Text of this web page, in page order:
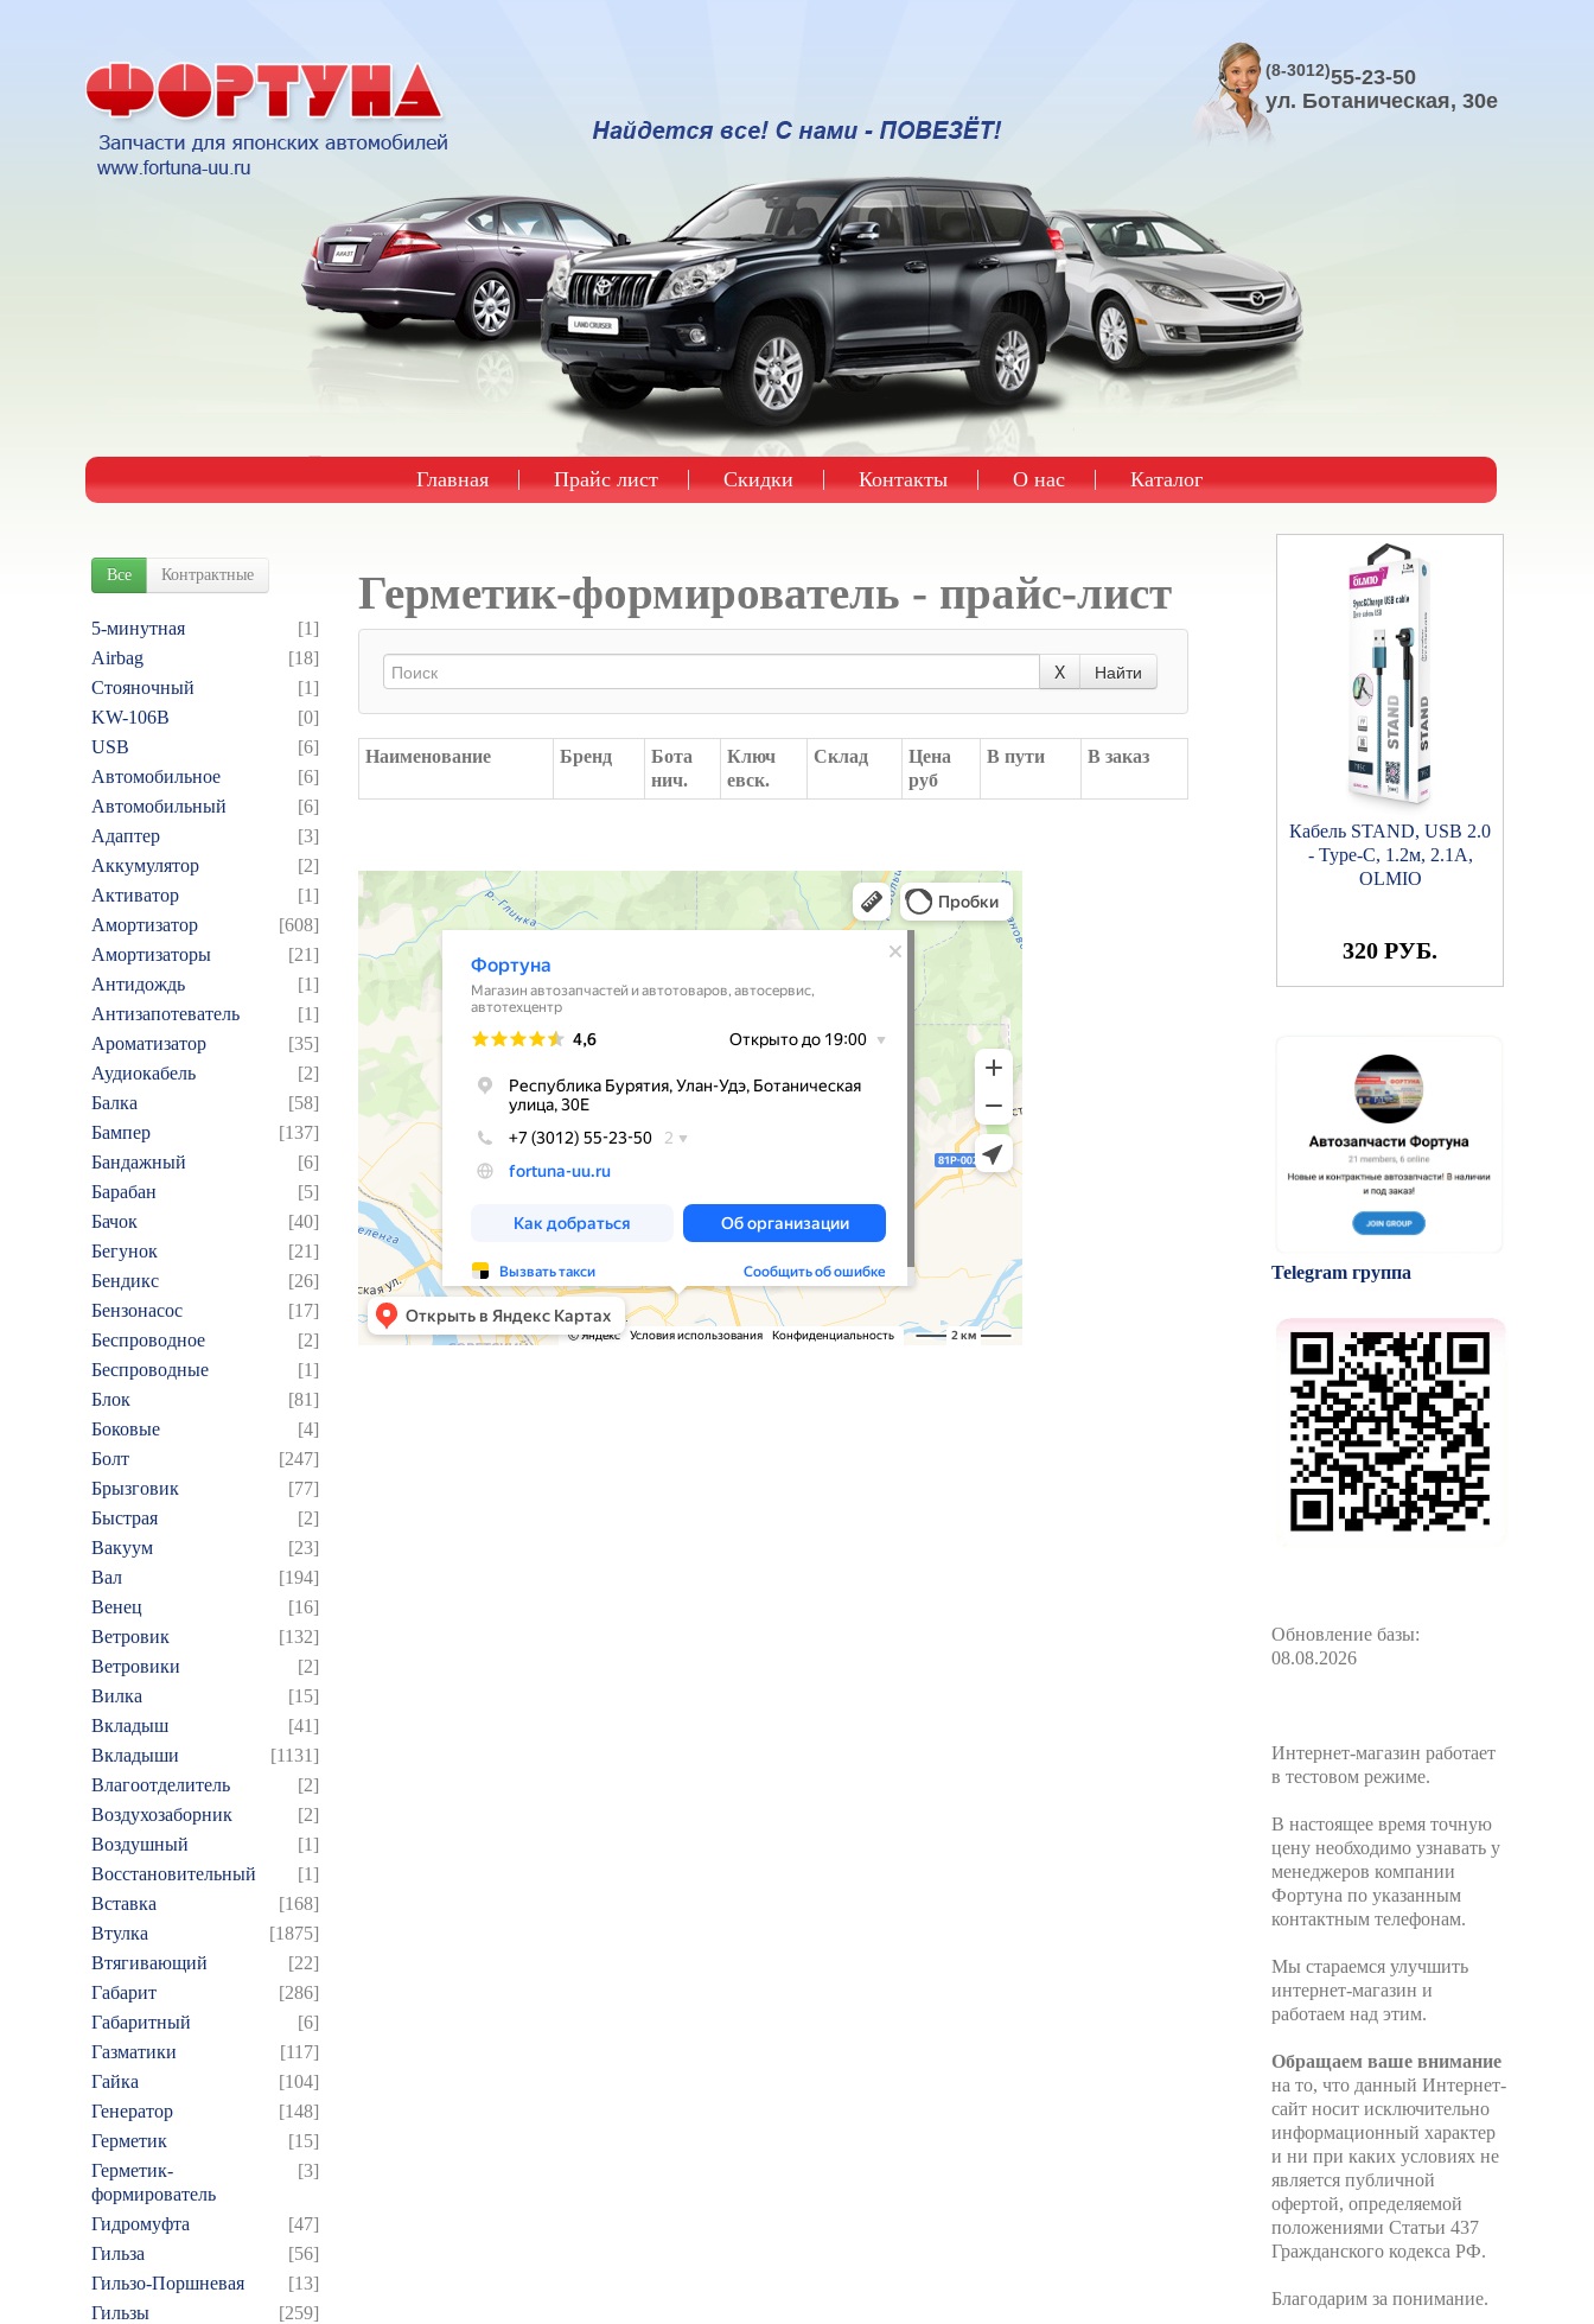
(8-3012)55-23-50
ул. Ботаническая, 30е
Главная Прайс лист Скидки Контакты О нас Каталог
Все Контрактные
5-минутная
[1]
Airbag
[18]
Cтояночный
[1]
KW-106B
[0]
USB
[6]
Автомобильное
[6]
Автомобильный
[6]
Адаптер
[3]
Аккумулятор
[2]
Активатор
[1]
Амортизатор
[608]
Амортизаторы
[21]
Антидождь
[1]
Антизапотеватель
[1]
Ароматизатор
[35]
Аудиокабель
[2]
Балка
[58]
Бампер
[137]
Бандажный
[6]
Барабан
[5]
Бачок
[40]
Бегунок
[21]
Бендикс
[26]
Бензонасос
[17]
Беспроводное
[2]
Беспроводные
[1]
Блок
[81]
Боковые
[4]
Болт
[247]
Брызговик
[77]
Быстрая
[2]
Вакуум
[23]
Вал
[194]
Венец
[16]
Ветровик
[132]
Ветровики
[2]
Вилка
[15]
Вкладыш
[41]
Вкладыши
[1131]
Влагоотделитель
[2]
Воздухозаборник
[2]
Воздушный
[1]
Восстановительный
[1]
Вставка
[168]
Втулка
[1875]
Втягивающий
[22]
Габарит
[286]
Габаритный
[6]
Газматики
[117]
Гайка
[104]
Генератор
[148]
Герметик
[15]
Герметик-
формирователь
[3]
Гидромуфта
[47]
Гильза
[56]
Гильзо-Поршневая
[13]
Гильзы
[259]
Герметик-формирователь - прайс-лист
X Найти
Наименование Бренд
Бота
нич.
Ключ
евск.
Склад
Цена
руб
В пути В заказ
Кабель STAND, USB 2.0
- Type-C, 1.2м, 2.1A,
OLMIO
320 РУБ.
Telegram группа
Обновление базы:
08.08.2026
Интернет-магазин работает
в тестовом режиме.
В настоящее время точную
цену необходимо узнавать у
менеджеров компании
Фортуна по указанным
контактным телефонам.
Мы стараемся улучшить
интернет-магазин и
работаем над этим.
Обращаем ваше внимание
на то, что данный Интернет-
сайт носит исключительно
информационный характер
и ни при каких условиях не
является публичной
офертой, определяемой
положениями Статьи 437
Гражданского кодекса РФ.
Благодарим за понимание.